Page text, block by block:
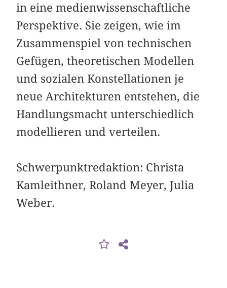
in eine medienwissenschaftliche
Perspektive. Sie zeigen, wie im
Zusammenspiel von technischen
Gefügen, theoretischen Modellen
und sozialen Konstellationen je
neue Architekturen entstehen, die
Handlungsmacht unterschiedlich
modellieren und verteilen.
Schwerpunktredaktion: Christa
Kamleithner, Roland Meyer, Julia
Weber.